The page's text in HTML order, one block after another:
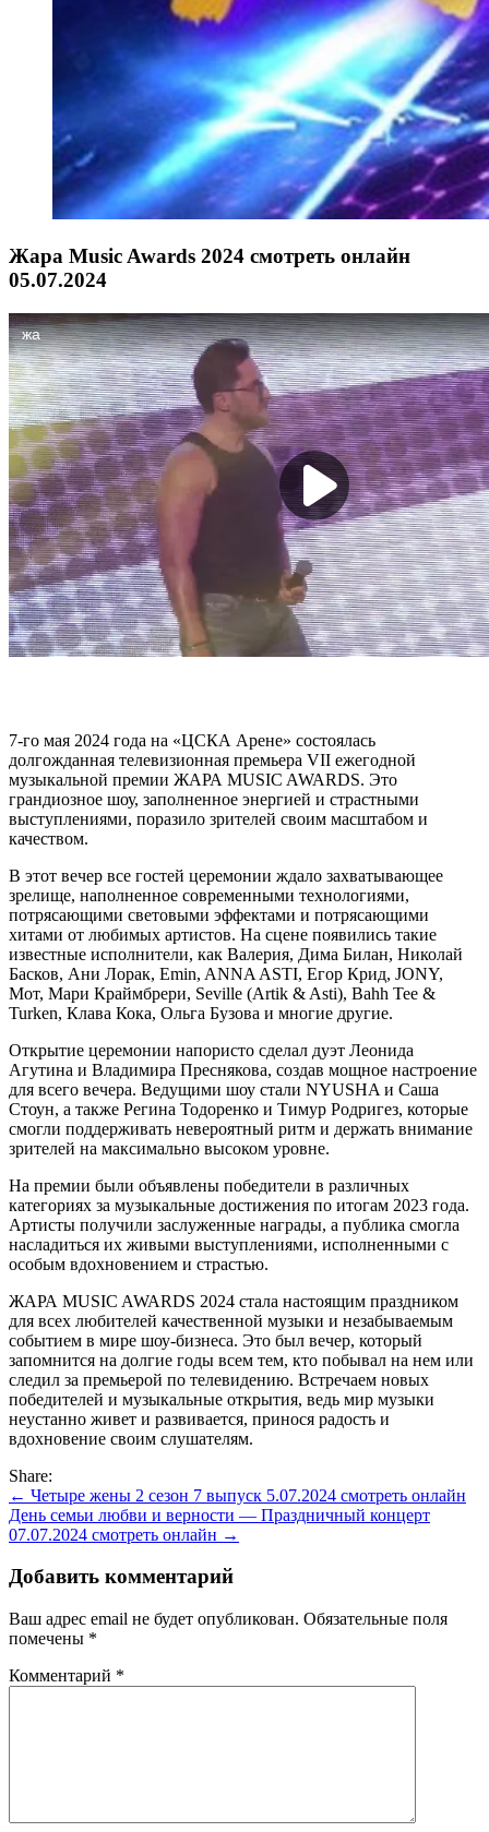
Жара Music Awards 2024 смотреть онлайн
05.07.2024
7-го мая 2024 года на «ЦСКА Арене» состоялась
долгожданная телевизионная премьера VII ежегодной
музыкальной премии ЖАРА MUSIC AWARDS. Это
грандиозное шоу, заполненное энергией и страстными
выступлениями, поразило зрителей своим масштабом и
качеством.
В этот вечер все гостей церемонии ждало захватывающее
зрелище, наполненное современными технологиями,
потрясающими световыми эффектами и потрясающими
хитами от любимых артистов. На сцене появились такие
известные исполнители, как Валерия, Дима Билан, Николай
Басков, Ани Лорак, Emin, ANNA ASTI, Егор Крид, JONY,
Мот, Мари Краймбрери, Seville (Artik & Asti), Bahh Tee &
Turken, Клава Кока, Ольга Бузова и многие другие.
Открытие церемонии напористо сделал дуэт Леонида
Агутина и Владимира Преснякова, создав мощное настроение
для всего вечера. Ведущими шоу стали NYUSHA и Саша
Стоун, а также Регина Тодоренко и Тимур Родригез, которые
смогли поддерживать невероятный ритм и держать внимание
зрителей на максимально высоком уровне.
На премии были объявлены победители в различных
категориях за музыкальные достижения по итогам 2023 года.
Артисты получили заслуженные награды, а публика смогла
насладиться их живыми выступлениями, исполненными с
особым вдохновением и страстью.
ЖАРА MUSIC AWARDS 2024 стала настоящим праздником
для всех любителей качественной музыки и незабываемым
событием в мире шоу-бизнеса. Это был вечер, который
запомнится на долгие годы всем тем, кто побывал на нем или
следил за премьерой по телевидению. Встречаем новых
победителей и музыкальные открытия, ведь мир музыки
неустанно живет и развивается, принося радость и
вдохновение своим слушателям.
Share:
Навигация
по
← Четыре жены 2 сезон 7 выпуск 5.07.2024 смотреть онлайн
День семьи любви и верности — Праздничный концерт
07.07.2024 смотреть онлайн →
Добавить комментарий
Ваш адрес email не будет опубликован. Обязательные поля
помечены *
Комментарий *